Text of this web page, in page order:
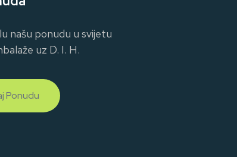
našu ponudu u svijetu
uz D. I. H.
Ponudu